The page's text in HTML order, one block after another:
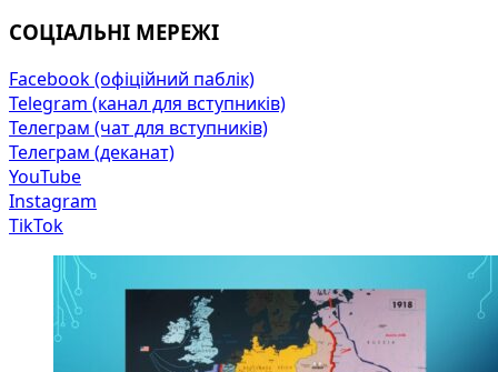
СОЦІАЛЬНІ МЕРЕЖІ
Facebook (офіційний паблік)
Telegram (канал для вступників)
Телеграм (чат для вступників)
Телеграм (деканат)
YouTube
Instagram
TikTok